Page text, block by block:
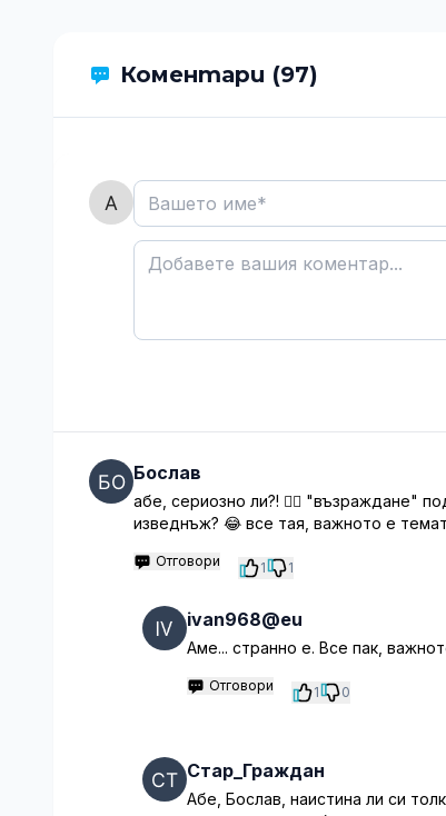
Коментари (97)
Бослав
абе, сериозно ли?! 🤦‍♀️ "възраждане"
изведнъж? 😂 все тая, важното е
Отговори 1 1
ivan968@eu
Аме... странно е. Все пак,
Отговори 1 0
Стар_Граждан
Абе, Бослав, наистина ли си